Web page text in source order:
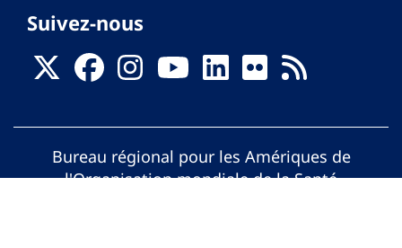
Suivez-nous
Bureau régional pour les Amériques de
l'Organisation mondiale de la Santé